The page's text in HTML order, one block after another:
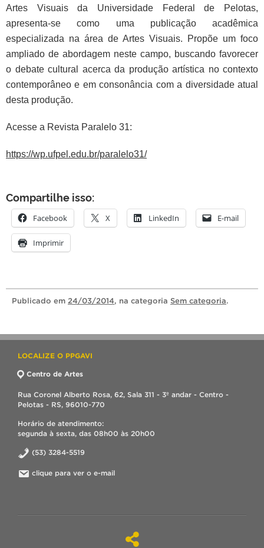
Artes Visuais da Universidade Federal de Pelotas,
apresenta-se como uma publicação acadêmica
especializada na área de Artes Visuais. Propõe um foco
ampliado de abordagem neste campo, buscando favorecer
o debate cultural acerca da produção artística no contexto
contemporâneo e em consonância com a diversidade atual
desta produção.
Acesse a Revista Paralelo 31:
https://wp.ufpel.edu.br/paralelo31/
Compartilhe isso:
Facebook X LinkedIn E-mail
Imprimir
Publicado em 24/03/2014, na categoria Sem categoria.
LOCALIZE O PPGAVI
Centro de Artes
Rua Coronel Alberto Rosa, 62, Sala 311 - 3º andar - Centro -
Pelotas - RS, 96010-770
Horário de atendimento:
segunda à sexta, das 08h00 às 20h00
(53) 3284-5519
clique para ver o e-mail